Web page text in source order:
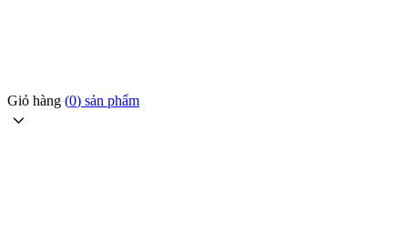
Giỏ hàng (0) sản phẩm